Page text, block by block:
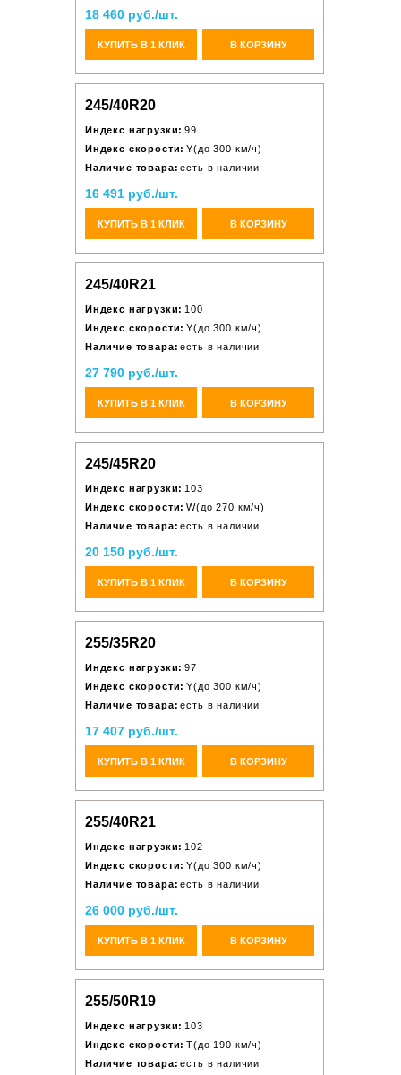
18 460 руб./шт.
КУПИТЬ В 1 КЛИК В КОРЗИНУ
245/40R20
Индекс нагрузки: 99
Индекс скорости: Y(до 300 км/ч)
Наличие товара: есть в наличии
16 491 руб./шт.
КУПИТЬ В 1 КЛИК В КОРЗИНУ
245/40R21
Индекс нагрузки: 100
Индекс скорости: Y(до 300 км/ч)
Наличие товара: есть в наличии
27 790 руб./шт.
КУПИТЬ В 1 КЛИК В КОРЗИНУ
245/45R20
Индекс нагрузки: 103
Индекс скорости: W(до 270 км/ч)
Наличие товара: есть в наличии
20 150 руб./шт.
КУПИТЬ В 1 КЛИК В КОРЗИНУ
255/35R20
Индекс нагрузки: 97
Индекс скорости: Y(до 300 км/ч)
Наличие товара: есть в наличии
17 407 руб./шт.
КУПИТЬ В 1 КЛИК В КОРЗИНУ
255/40R21
Индекс нагрузки: 102
Индекс скорости: Y(до 300 км/ч)
Наличие товара: есть в наличии
26 000 руб./шт.
КУПИТЬ В 1 КЛИК В КОРЗИНУ
255/50R19
Индекс нагрузки: 103
Индекс скорости: T(до 190 км/ч)
Наличие товара: есть в наличии